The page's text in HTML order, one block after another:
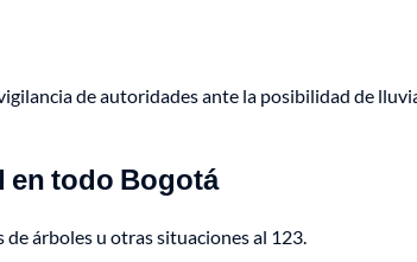
de autoridades ante la posibilidad de
en todo Bogotá
árboles u otras situaciones al 123.